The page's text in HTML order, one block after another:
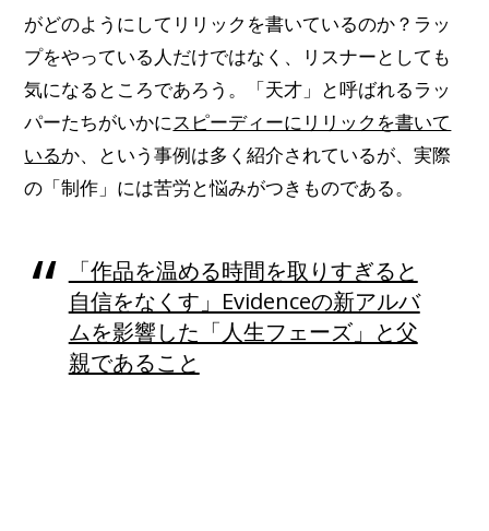
がどのようにしてリリックを書いているのか？ラッ
プをやっている人だけではなく、リスナーとしても
気になるところであろう。「天才」と呼ばれるラッ
パーたちがいかにスピーディーにリリックを書いて
いるか、という事例は多く紹介されているが、実際
の「制作」には苦労と悩みがつきものである。
「作品を温める時間を取りすぎると
自信をなくす」Evidenceの新アルバ
ムを影響した「人生フェーズ」と父
親であること